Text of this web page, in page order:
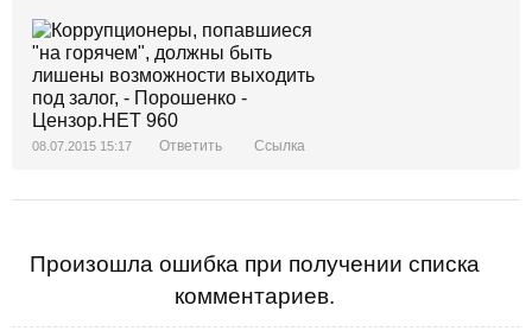
08.07.2015 15:17 Ответить Ссылка
Произошла ошибка при получении списка
комментариев.